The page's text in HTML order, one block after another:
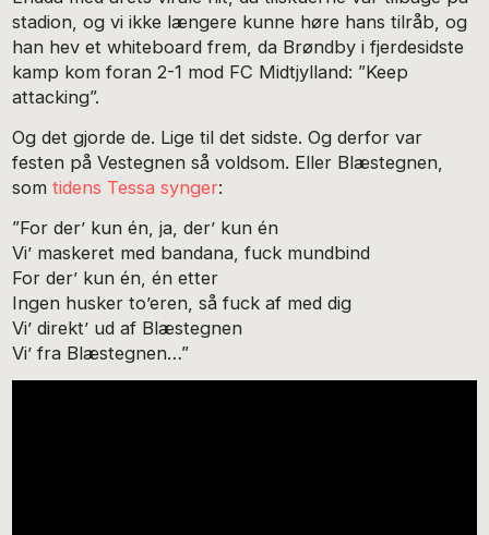
stadion, og vi ikke længere kunne høre hans tilråb, og
han hev et whiteboard frem, da Brøndby i fjerdesidste
kamp kom foran 2-1 mod FC Midtjylland: ”Keep
attacking”.
Og det gjorde de. Lige til det sidste. Og derfor var
festen på Vestegnen så voldsom. Eller Blæstegnen,
som tidens Tessa synger:
”For der’ kun én, ja, der’ kun én
Vi’ maskeret med bandana, fuck mundbind
For der’ kun én, én etter
Ingen husker to’eren, så fuck af med dig
Vi’ direkt’ ud af Blæstegnen
Vi’ fra Blæstegnen…”